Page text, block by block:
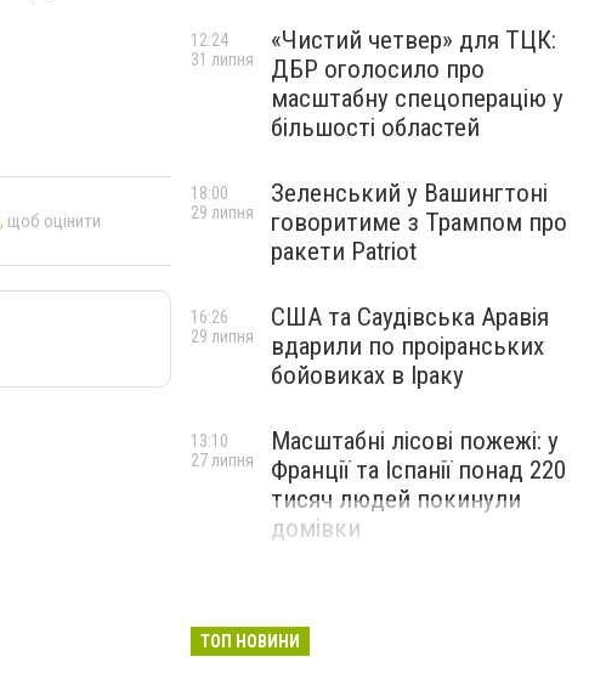
, щоб оцінити
«Чистий четвер» для ТЦК:
ДБР оголосило про
масштабну спецоперацію у
більшості областей
12:24
31 липня
Зеленський у Вашингтоні
говоритиме з Трампом про
ракети Patriot
18:00
29 липня
США та Саудівська Аравія
вдарили по проіранських
бойовиках в Іраку
16:26
29 липня
Масштабні лісові пожежі: у
Франції та Іспанії понад 220
тисяч людей покинули
домівки
13:10
27 липня
ТОП НОВИНИ